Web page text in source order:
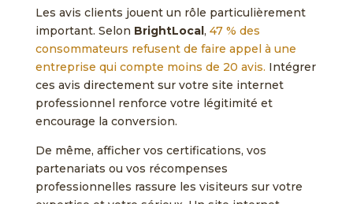
Les avis clients jouent un rôle particulièrement
important. Selon BrightLocal, 47 % des
consommateurs refusent de faire appel à une
entreprise qui compte moins de 20 avis. Intégrer
ces avis directement sur votre site internet
professionnel renforce votre légitimité et
encourage la conversion.
De même, afficher vos certifications, vos
partenariats ou vos récompenses
professionnelles rassure les visiteurs sur votre